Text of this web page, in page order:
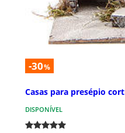
-30%
Casas para presépio
DISPONÍVEL